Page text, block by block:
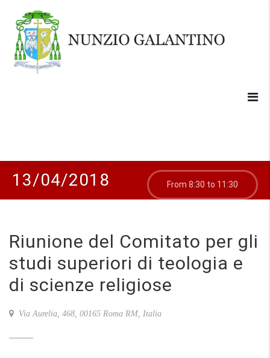
13/04/2018 From 8:30 to 11:30
Riunione del Comitato per gli
studi superiori di teologia e
di scienze religiose
Via Aurelia, 468, 00165 Roma RM, Italia